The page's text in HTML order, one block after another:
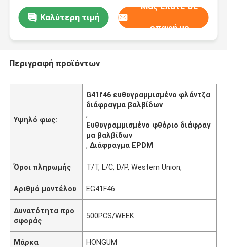
Καλύτερη τιμή
Μας ελάτε σε
επαφή με
Περιγραφή προϊόντων
Υψηλό φως:
G41f46 ευθυγραμμισμένο φλάντζα
διάφραγμα βαλβίδων
,
Ευθυγραμμισμένο φθόριο διάφραγ
μα βαλβίδων
,Διάφραγμα EPDM
Όροι πληρωμής T/T, L/C, D/P, Western Union,
Αριθμό μοντέλου EG41F46
Δυνατότητα προ
σφοράς
500PCS/WEEK
Μάρκα HONGUM